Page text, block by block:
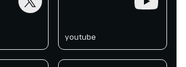
youtube